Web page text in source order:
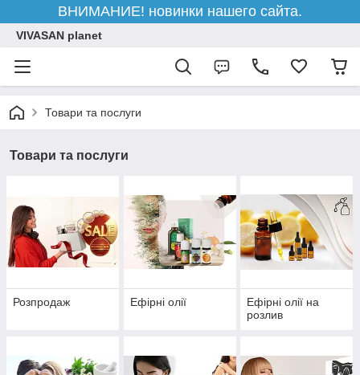
ВНИМАНИЕ! новинки нашего сайта.
VIVASAN planet
Товари та послуги
Товари та послуги
Розпродаж Ефірні олії
Ефірні олії на
розлив